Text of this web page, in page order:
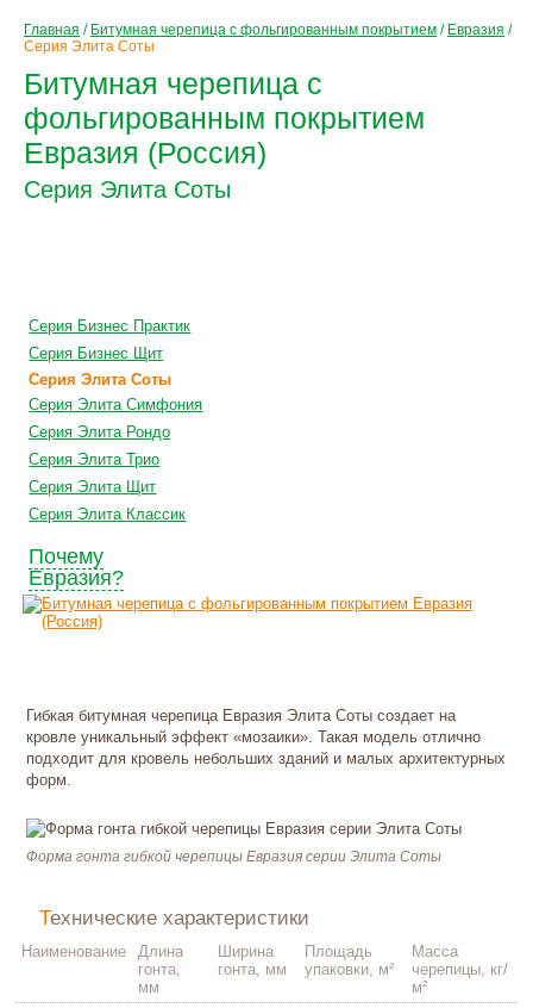
Главная / Битумная черепица с фольгированным покрытием / Евразия /
Серия Элита Соты
Битумная черепица с
фольгированным покрытием
Евразия (Россия)
Серия Элита Соты
Серия Бизнес Практик
Серия Бизнес Щит
Серия Элита Соты
Серия Элита Симфония
Серия Элита Рондо
Серия Элита Трио
Серия Элита Щит
Серия Элита Классик
Почему
Евразия?
Гибкая битумная черепица Евразия Элита Соты создает на
кровле уникальный эффект «мозаики». Такая модель отлично
подходит для кровель небольших зданий и малых архитектурных
форм.
Форма гонта гибкой черепицы Евразия серии Элита Соты
Технические характеристики
Наименование
Длина
гонта,
мм
Ширина
гонта, мм
Площадь
упаковки, м²
Масса
черепицы, кг/
м²